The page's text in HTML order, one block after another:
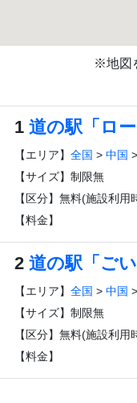
※地図
1 道の駅「ロー
【エリア】 全国 > 中国 >
【サイズ】制限無
【区分】無料(施設利用
【料金】
2 道の駅「ごい
【エリア】 全国 > 中国 >
【サイズ】制限無
【区分】無料(施設利用
【料金】